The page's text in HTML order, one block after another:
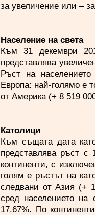
за увеличение или –
Население на света
Към 31 декември
представлява
Ръст на
Европа: най-голямо е
от Америка (+ 8 519
Католици
Към същата дата
представлява ръст
континенти, с
голям е ръстът на
следвани от Азия (+
сред населението на
17.67%. По